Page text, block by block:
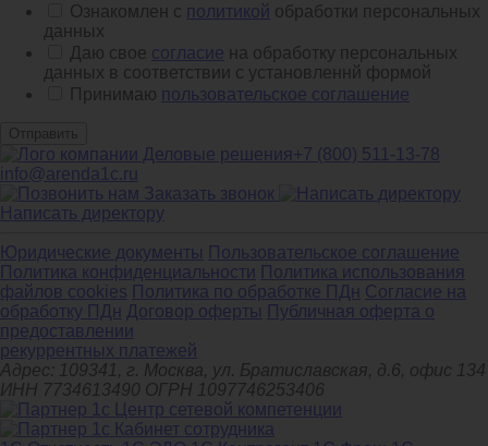
Ознакомлен с политикой обработки персональных
данных
Даю свое согласие на обработку персональных
данных в соответствии с установленнй формой
Принимаю пользовательское соглашение
Отправить
+7 (800) 511-13-78
info@arenda1c.ru
Заказать звонок
Написать директору
Юридические документы Пользовательское соглашение
Политика конфиденциальности Политика использования
файлов cookies Политика по обработке ПДн Cогласие на
обработку ПДн Договор оферты Публичная оферта о
предоставлении
рекуррентных платежей
Адрес: 109341, г. Москва, ул. Братиславская, д.6, офис 134
ИНН 7734613490 ОГРН 1097746253406